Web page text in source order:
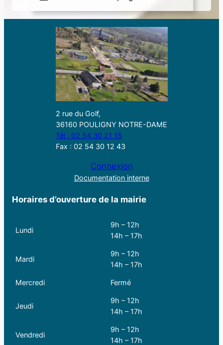
2 rue du Golf,
36160 POULIGNY NOTRE-DAME
Tél : 02 54 30 21 15
Fax : 02 54 30 12 43
Connexion
Documentation interne
Horaires d’ouverture de la mairie
Lundi
9h – 12h
14h – 17h
Mardi
9h – 12h
14h – 17h
Mercredi Fermé
Jeudi
9h – 12h
14h – 17h
Vendredi
9h – 12h
14h – 17h